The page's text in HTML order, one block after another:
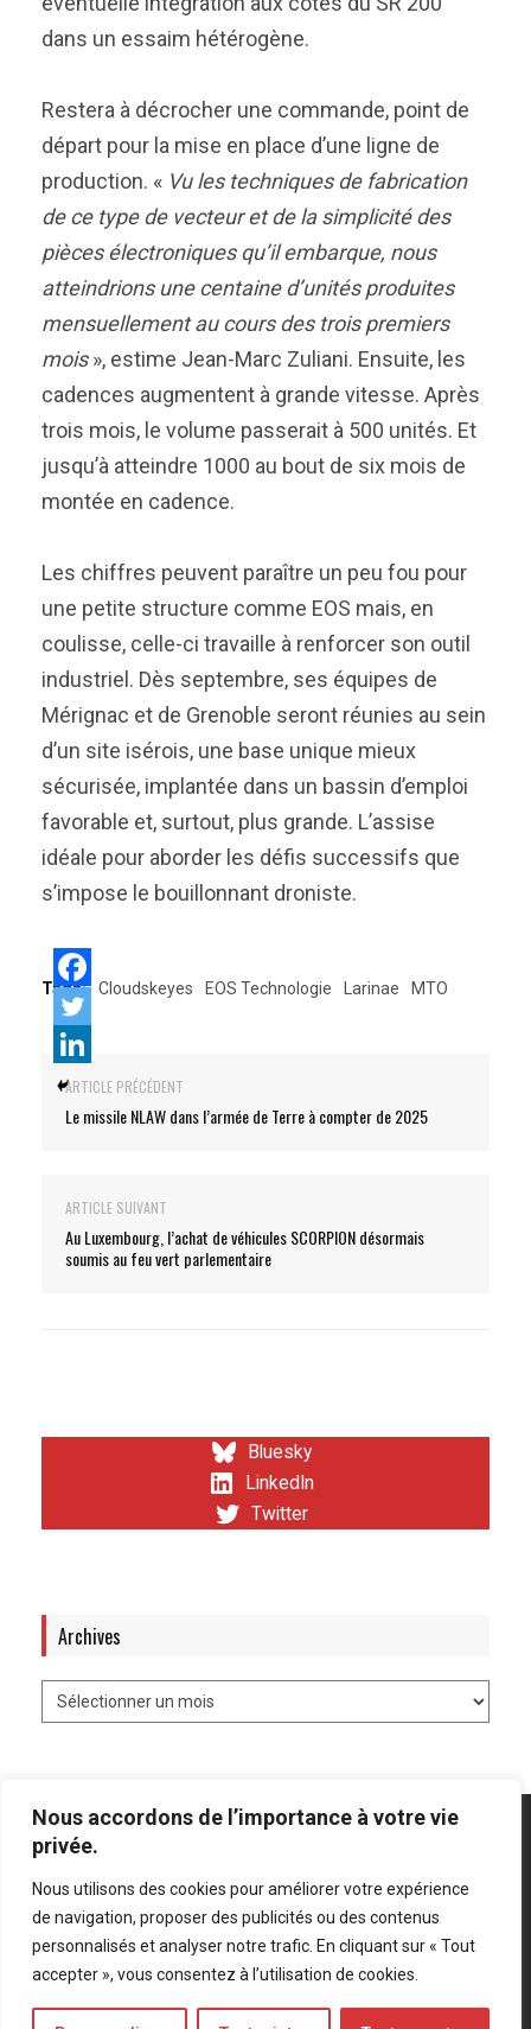
Nous accordons de l’importance à votre vie
privée.
Nous utilisons des cookies pour améliorer votre expérience
de navigation, proposer des publicités ou des contenus
personnalisés et analyser notre trafic. En cliquant sur « Tout
accepter », vous consentez à l’utilisation de cookies.
dans un essaim hétérogène.
Restera à décrocher une commande, point de
départ pour la mise en place d’une ligne de
production. « Vu les techniques de fabrication
de ce type de vecteur et de la simplicité des
pièces électroniques qu’il embarque, nous
atteindrions une centaine d’unités produites
mensuellement au cours des trois premiers
mois», estime Jean-Marc Zuliani. Ensuite, les
cadences augmentent à grande vitesse. Après
trois mois, le volume passerait à 500 unités. Et
jusqu’à atteindre 1000 au bout de six mois de
montée en cadence.
Les chiffres peuvent paraître un peu fou pour
une petite structure comme EOS mais, en
coulisse, celle-ci travaille à renforcer son outil
industriel. Dès septembre, ses équipes de
Mérignac et de Grenoble seront réunies au sein
d’un site isérois, une base unique mieux
sécurisée, implantée dans un bassin d’emploi
favorable et, surtout, plus grande. L’assise
idéale pour aborder les défis successifs que
s’impose le bouillonnant droniste.
Tags: Cloudskeyes EOS Technologie Larinae MTO
ARTICLE PRÉCÉDENT
Le missile NLAW dans l’armée de Terre à compter de 2025
ARTICLE SUIVANT
Au Luxembourg, l’achat de véhicules SCORPION désormais
soumis au feu vert parlementaire
Bluesky
LinkedIn
Twitter
Archives
Mentions légales Politique de confidentialité
Bluesky
LinkedIn
Twitter